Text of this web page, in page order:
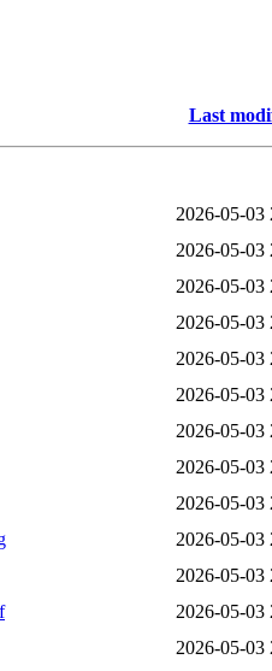
Last
2026-05-03
2026-05-03
2026-05-03
2026-05-03
2026-05-03
2026-05-03
2026-05-03
2026-05-03
2026-05-03
2026-05-03
2026-05-03
2026-05-03
2026-05-03